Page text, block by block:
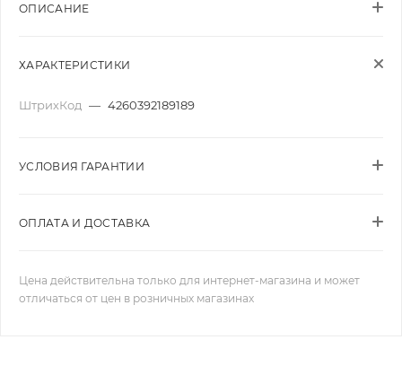
ОПИСАНИЕ
ХАРАКТЕРИСТИКИ
ШтрихКод — 4260392189189
УСЛОВИЯ ГАРАНТИИ
ОПЛАТА И ДОСТАВКА
Цена действительна только для интернет-магазина и может
отличаться от цен в розничных магазинах